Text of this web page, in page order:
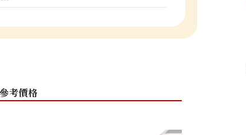
考價格